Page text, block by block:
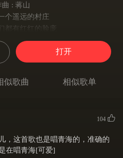
曲 : 蒋山
个遥远的村庄
都有红红的脸庞
花儿 幸福在脸上
他们而歌唱
只有高高的柏杨
花 放在你耳旁
来我可爱的故乡
头上 望一望
打开
似歌曲 相似歌单
104
，这首歌也是唱青海的，准确的
在唱青海[可爱]